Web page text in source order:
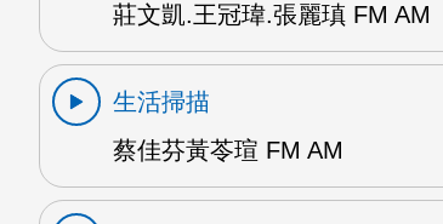
莊文凱.王冠瑋.張麗瑱 FM AM
生活掃描
蔡佳芬黃苓瑄 FM AM